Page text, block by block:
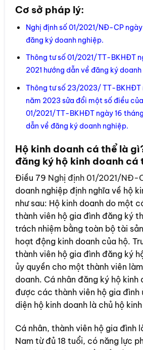
Cơ sở pháp lý:
Nghị định số 01/2021/NĐ-CP
đăng ký doanh nghiệp.
Thông tư số 01/2021/TT-BKHĐT
2021 hướng dẫn về đăng ký
Thông tư số 23/2023/ TT-BKHĐT
năm 2023 sửa đổi một số điều
01/2021/TT-BKHĐT ngày 16
dẫn về đăng ký doanh nghiệp.
Hộ kinh doanh cá thể là
đăng ký hộ kinh doanh cá
Điều 79 Nghị định 01/2021/NĐ-
doanh nghiệp định nghĩa về hộ
như sau: Hộ kinh doanh do một
thành viên hộ gia đình đăng ký
trách nhiệm bằng toàn bộ tài
hoạt động kinh doanh của hộ.
thành viên hộ gia đình đăng ký
ủy quyền cho một thành viên
doanh. Cá nhân đăng ký hộ kinh
được các thành viên hộ gia đình
diện hộ kinh doanh là chủ hộ
Cá nhân, thành viên hộ gia đình
Nam từ đủ 18 tuổi, có năng lực